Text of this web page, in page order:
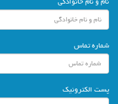
شماره تماس
پست الکترونیک